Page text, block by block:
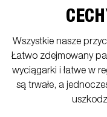
Wszystkie nasze
Łatwo zdejmowany
wyciągarki i łatwe w
są trwałe, a